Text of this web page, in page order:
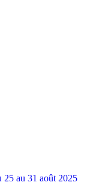
25 au 31 août 2025